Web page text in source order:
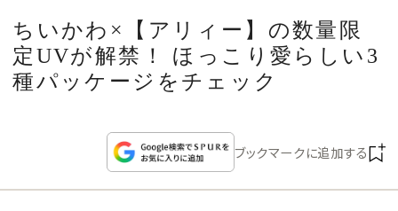
LIFESTYLE
CULTURE
COLLECTION
ちいかわ×【アリィー】の数量限
定UVが解禁！ ほっこり愛らしい3
種パッケージをチェック
ブックマークに追加する